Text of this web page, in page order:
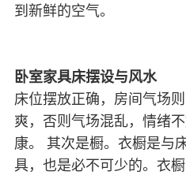
到新鲜的空气。
卧室家具床摆设与风水
床位摆放正确，房间气场
爽，否则气场混乱，情绪
康。 其次是橱。衣橱是与
具，也是必不可少的。衣